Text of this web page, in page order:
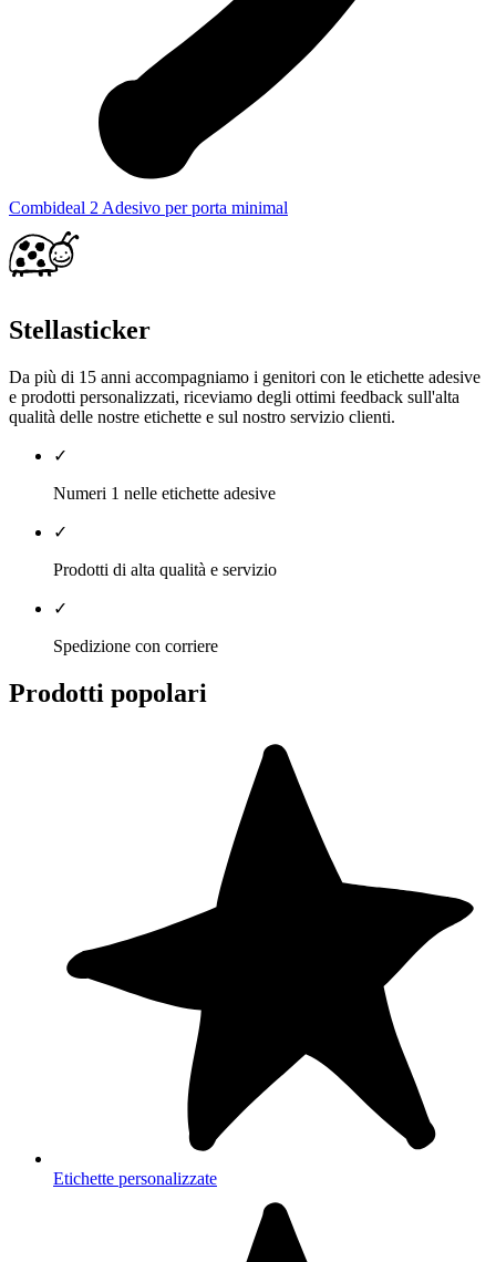
Combideal 2 Adesivo per porta minimal
Stellasticker
Da più di 15 anni accompagniamo i genitori con le etichette adesive
e prodotti personalizzati, riceviamo degli ottimi feedback sull'alta
qualità delle nostre etichette e sul nostro servizio clienti.
✓
Numeri 1 nelle etichette adesive
✓
Prodotti di alta qualità e servizio
✓
Spedizione con corriere
Prodotti popolari
Etichette personalizzate